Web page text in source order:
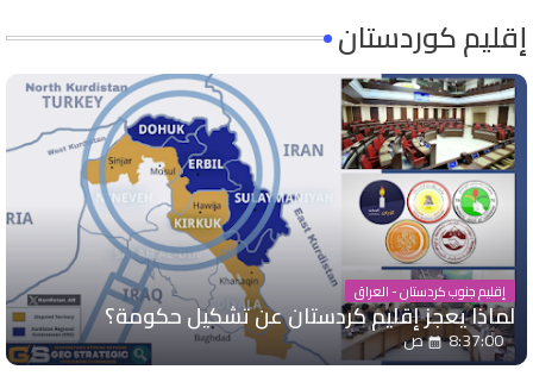
إقليم كوردستان
إقليم جنوب كردستان - العراق
لماذا يعجز إقليم كردستان عن تشكيل حكومة؟
8:37:00 ص